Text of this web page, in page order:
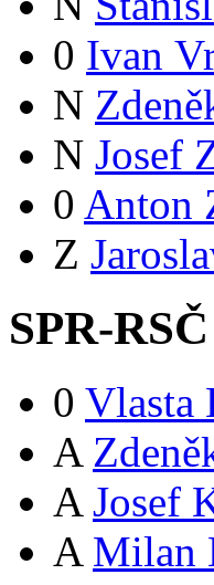
0 Ivan
N
N Josef
0 Anton
Z
SPR-
0 Vlasta
A
A Josef
A Milan